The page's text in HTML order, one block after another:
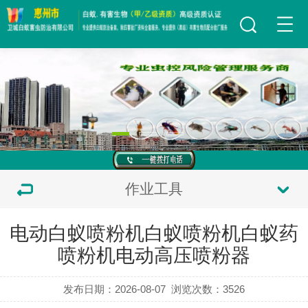
作业工具
电动白蚁喷粉机白蚁喷粉机白蚁药
喷粉机电动高压喷粉器
发布日期：2026-08-07 浏览次数：3526